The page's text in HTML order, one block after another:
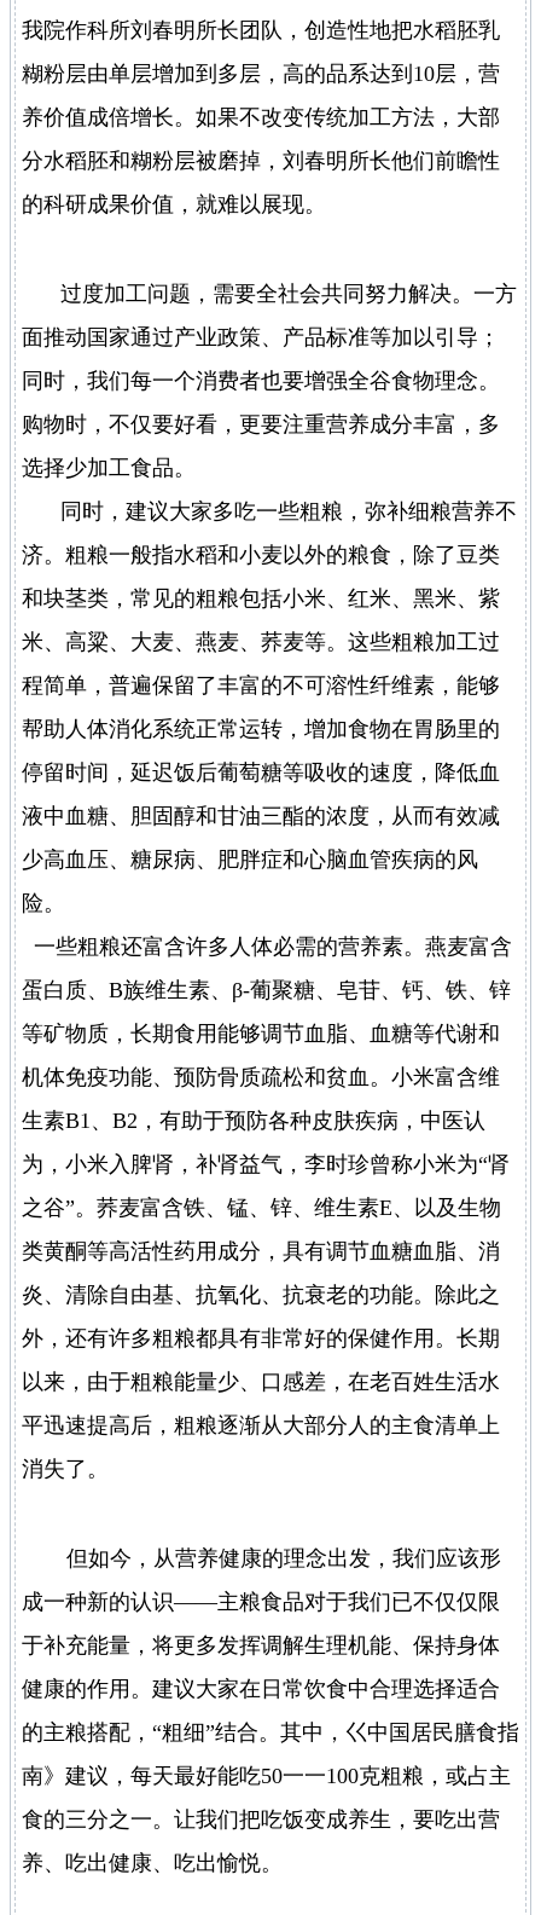
我院作科所刘春明所长团队，创造性地把水稻胚乳
糊粉层由单层增加到多层，高的品系达到10层，营
养价值成倍增长。如果不改变传统加工方法，大部
分水稻胚和糊粉层被磨掉，刘春明所长他们前瞻性
的科研成果价值，就难以展现。
过度加工问题，需要全社会共同努力解决。一方
面推动国家通过产业政策、产品标准等加以引导；
同时，我们每一个消费者也要增强全谷食物理念。
购物时，不仅要好看，更要注重营养成分丰富，多
选择少加工食品。
同时，建议大家多吃一些粗粮，弥补细粮营养不
济。粗粮一般指水稻和小麦以外的粮食，除了豆类
和块茎类，常见的粗粮包括小米、红米、黑米、紫
米、高粱、大麦、燕麦、荞麦等。这些粗粮加工过
程简单，普遍保留了丰富的不可溶性纤维素，能够
帮助人体消化系统正常运转，增加食物在胃肠里的
停留时间，延迟饭后葡萄糖等吸收的速度，降低血
液中血糖、胆固醇和甘油三酯的浓度，从而有效减
少高血压、糖尿病、肥胖症和心脑血管疾病的风
险。
一些粗粮还富含许多人体必需的营养素。燕麦富含
蛋白质、B族维生素、β-葡聚糖、皂苷、钙、铁、锌
等矿物质，长期食用能够调节血脂、血糖等代谢和
机体免疫功能、预防骨质疏松和贫血。小米富含维
生素B1、B2，有助于预防各种皮肤疾病，中医认
为，小米入脾肾，补肾益气，李时珍曾称小米为“肾
之谷”。荞麦富含铁、锰、锌、维生素E、以及生物
类黄酮等高活性药用成分，具有调节血糖血脂、消
炎、清除自由基、抗氧化、抗衰老的功能。除此之
外，还有许多粗粮都具有非常好的保健作用。长期
以来，由于粗粮能量少、口感差，在老百姓生活水
平迅速提高后，粗粮逐渐从大部分人的主食清单上
消失了。
但如今，从营养健康的理念出发，我们应该形
成一种新的认识——主粮食品对于我们已不仅仅限
于补充能量，将更多发挥调解生理机能、保持身体
健康的作用。建议大家在日常饮食中合理选择适合
的主粮搭配，“粗细”结合。其中，巜中国居民膳食指
南》建议，每天最好能吃50一一100克粗粮，或占主
食的三分之一。让我们把吃饭变成养生，要吃出营
养、吃出健康、吃出愉悦。